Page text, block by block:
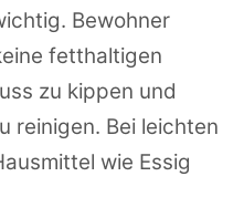
Bewohner
fetthaltigen
zu kippen und
reinigen. Bei leichten
wie Essig